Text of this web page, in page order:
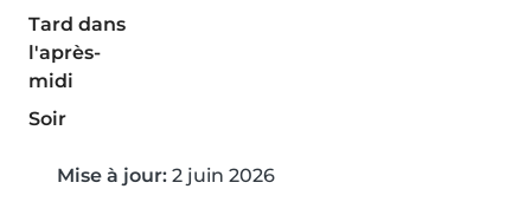
Tard dans
l'après-
midi
Soir
Mise à jour: 2 juin 2026